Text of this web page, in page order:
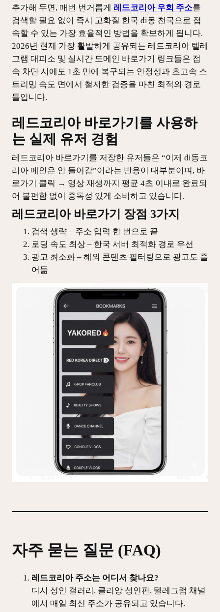
추가해 두면, 매번 번거롭게 레드코리아 우회 주소를
검색할 필요 없이 즉시 고화질 한국 di동 천국으로 접
속할 수 있는 가장 효율적인 방법을 확보하게 됩니다.
2026년 현재 가장 활발하게 공유되는 레드코리아 텔레
그램 대피소 및 실시간 도메인 바로가기 링크들은 접
속 차단 시에도 1초 만에 복구되는 안정성과 초고속 스
트리밍 속도 면에서 철저한 검증을 마친 최적의 경로
들입니다.
레드코리아 바로가기를 사용하
는 실제 유저 경험
레드코리아 바로가기를 저장한 유저들은 “이제 di동코
리아 메인은 안 들어감”이라는 반응이 대부분이며, 바
로가기 클릭 → 영상 재생까지 평균 4초 이내로 완료되
어 불편함 없이 중독성 있게 소비하고 있습니다.
레드코리아 바로가기 장점 3가지
검색 생략 – 주소 입력 한 번으로 끝
로딩 속도 최상 – 한국 서버 최적화 경로 우선
광고 최소화 – 해외 콘텐츠 필터링으로 광고도 줄
어듦
자주 묻는 질문 (FAQ)
레드코리아 주소는 어디서 찾나요?
디시 성인 갤러리, 클리앙 성인판, 텔레그램 채널
에서 매일 최신 주소가 공유되고 있습니다.